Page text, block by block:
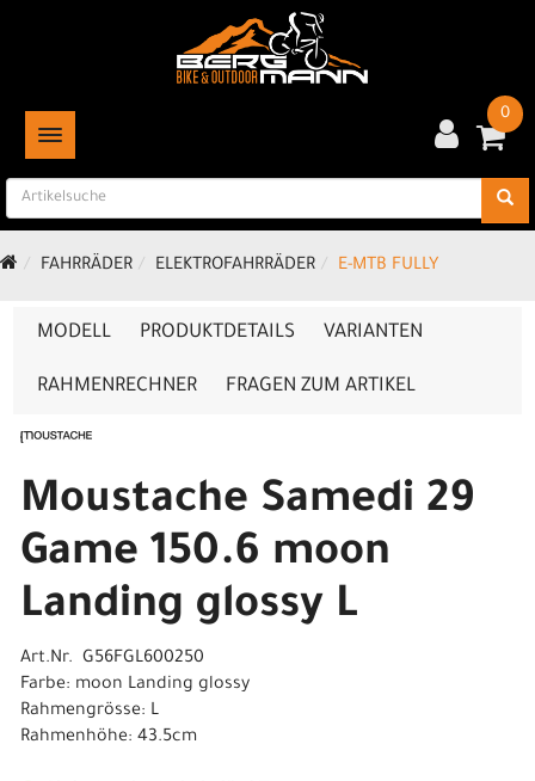
TOGGLE NAVIGATION
0
FAHRRÄDER ELEKTROFAHRRÄDER E-MTB FULLY
MODELL PRODUKTDETAILS VARIANTEN
RAHMENRECHNER FRAGEN ZUM ARTIKEL
Moustache Samedi 29
Game 150.6 moon
Landing glossy L
Art.Nr. G56FGL600250
Farbe: moon Landing glossy
Rahmengrösse: L
Rahmenhöhe: 43.5cm